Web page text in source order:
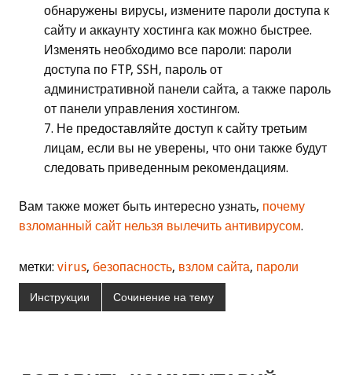
обнаружены вирусы, измените пароли доступа к
сайту и аккаунту хостинга как можно быстрее.
Изменять необходимо все пароли: пароли
доступа по FTP, SSH, пароль от
административной панели сайта, а также пароль
от панели управления хостингом.
Не предоставляйте доступ к сайту третьим
лицам, если вы не уверены, что они также будут
следовать приведенным рекомендациям.
Вам также может быть интересно узнать, почему
взломанный сайт нельзя вылечить антивирусом.
метки: virus, безопасность, взлом сайта, пароли
Инструкции Сочинение на тему